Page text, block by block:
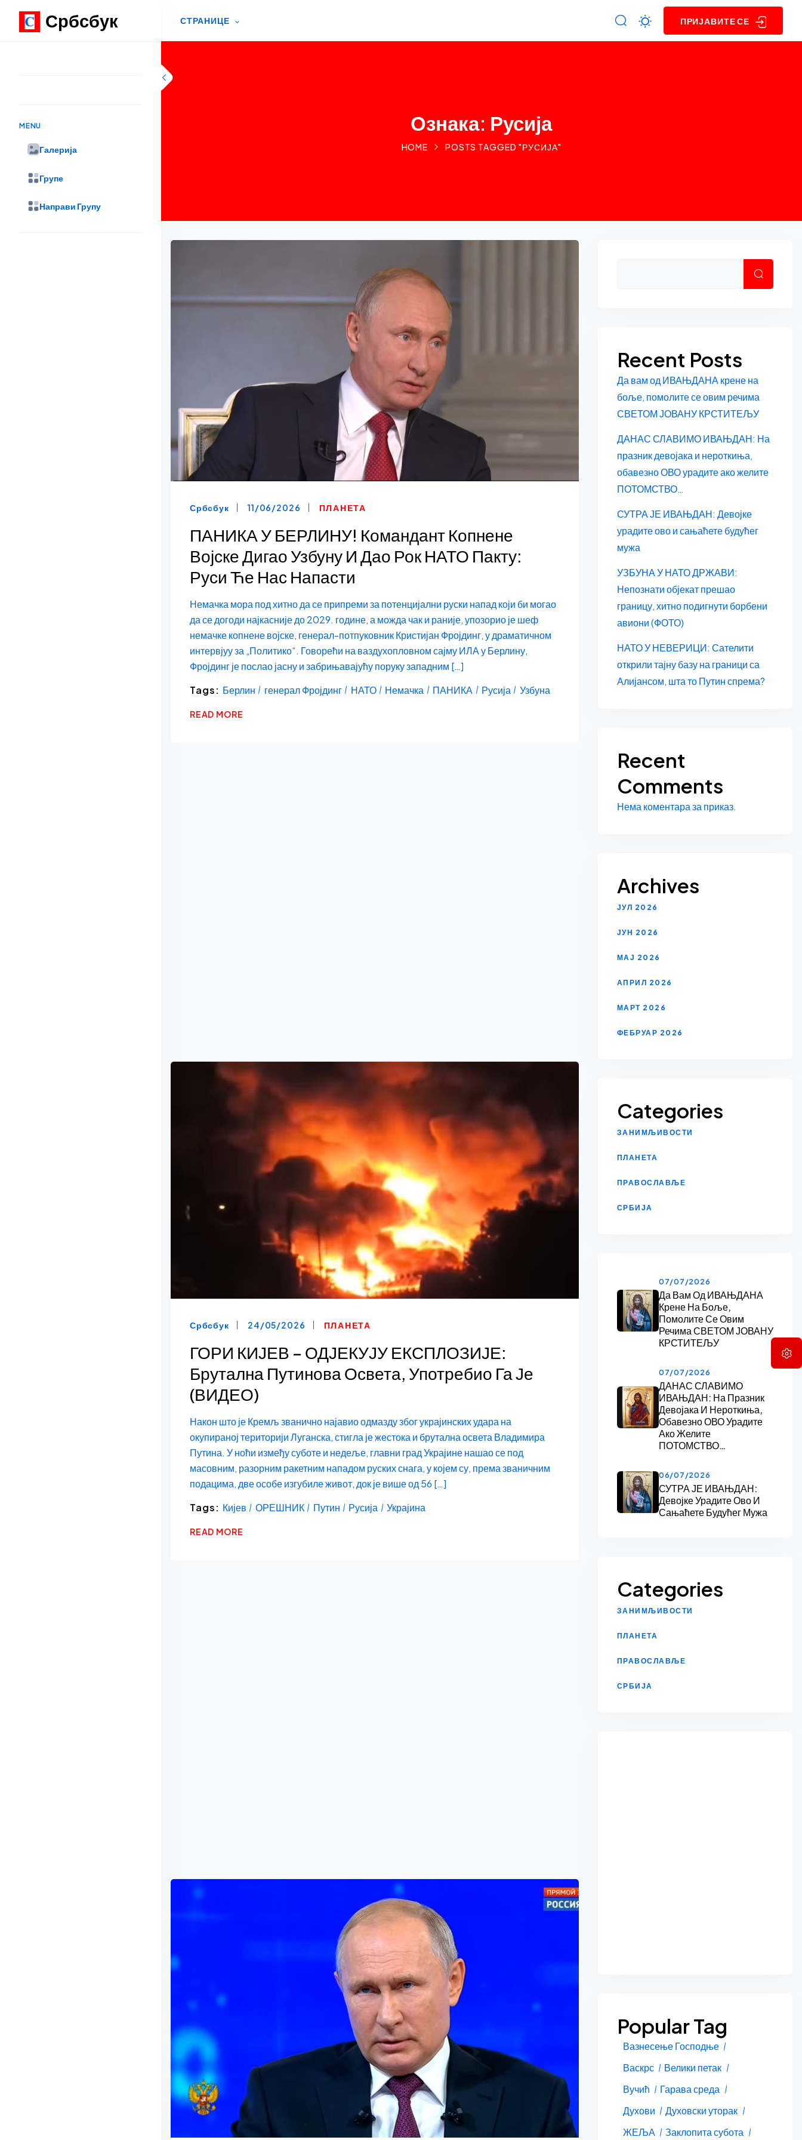
Србсбук
MENU
Галерија
Групе
Направи Групу
СТРАНИЦЕ ПРИЈАВИТЕ СЕ
Ознака: Русија
HOME POSTS TAGGED "РУСИЈА"
Србсбук 11/06/2026 ПЛАНЕТА
ПАНИКА У БЕРЛИНУ! Командант Копнене
Војске Дигао Узбуну И Дао Рок НАТО Пакту:
Руси Ће Нас Напасти
Немачка мора под хитно да се припреми за потенцијални руски напад који би могао
да се догоди најкасније до 2029. године, а можда чак и раније, упозорио је шеф
немачке копнене војске, генерал-потпуковник Кристијан Фројдинг, у драматичном
интервјуу за „Политико“. Говорећи на ваздухопловном сајму ИЛА у Берлину,
Фројдинг је послао јасну и забрињавајућу поруку западним […]
Tags: Берлин генерал Фројдинг НАТО Немачка ПАНИКА Русија Узбуна
READ MORE
Србсбук 24/05/2026 ПЛАНЕТА
ГОРИ КИЈЕВ – ОДЈЕКУЈУ ЕКСПЛОЗИЈЕ:
Брутална Путинова Освета, Употребио Га Је
(ВИДЕО)
Након што је Кремљ званично најавио одмазду због украјинских удара на
окупираној територији Луганска, стигла је жестока и брутална освета Владимира
Путина. У ноћи између суботе и недеље, главни град Украјине нашао се под
масовним, разорним ракетним нападом руских снага, у којем су, према званичним
подацима, две особе изгубиле живот, док је више од 56 […]
Tags: Кијев ОРЕШНИК Путин Русија Украјина
READ MORE
Recent Posts
Да вам од ИВАЊДАНА крене на
боље, помолите се овим речима
СВЕТОМ ЈОВАНУ КРСТИТЕЉУ
ДАНАС СЛАВИМО ИВАЊДАН: На
празник девојака и нероткиња,
обавезно ОВО урадите ако желите
ПОТОМСТВО…
СУТРА ЈЕ ИВАЊДАН: Девојке
урадите ово и сањаћете будућег
мужа
УЗБУНА У НАТО ДРЖАВИ:
Непознати објекат прешао
границу, хитно подигнути борбени
авиони (ФОТО)
НАТО У НЕВЕРИЦИ: Сателити
открили тајну базу на граници са
Алијансом, шта то Путин спрема?
Recent
Comments
Нема коментара за приказ.
Archives
ЈУЛ 2026
ЈУН 2026
МАЈ 2026
АПРИЛ 2026
МАРТ 2026
ФЕБРУАР 2026
Categories
ЗАНИМЉИВОСТИ
ПЛАНЕТА
ПРАВОСЛАВЉЕ
СРБИЈА
07/07/2026
Да Вам Од ИВАЊДАНА
Крене На Боље,
Помолите Се Овим
Речима СВЕТОМ ЈОВАНУ
КРСТИТЕЉУ
07/07/2026
ДАНАС СЛАВИМО
ИВАЊДАН: На Празник
Девојака И Нероткиња,
Обавезно ОВО Урадите
Ако Желите
ПОТОМСТВО…
06/07/2026
СУТРА ЈЕ ИВАЊДАН:
Девојке Урадите Ово И
Сањаћете Будућег Мужа
Categories
ЗАНИМЉИВОСТИ
ПЛАНЕТА
ПРАВОСЛАВЉЕ
СРБИЈА
Popular Tag
Вазнесење Господње
Васкрс
Велики петак
Вучић
Гарава среда
Духови
Духовски уторак
ЖЕЉА
Заклопита субота